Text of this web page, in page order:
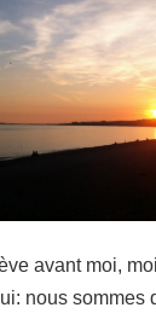
avant moi,
nous sommes